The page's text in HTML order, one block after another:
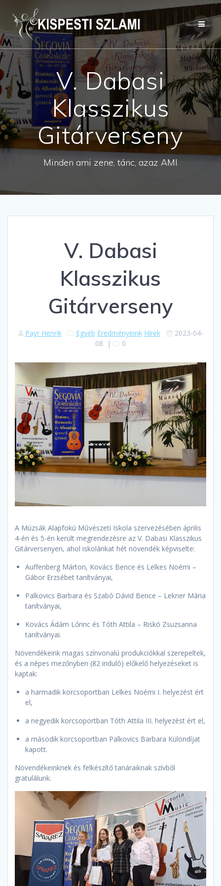
to
content
V. Dabasi
Klasszikus
Gitárverseny
Minden ami zene, tánc, azaz AMI
V. Dabasi
Klasszikus
Gitárverseny
Payr Henrik Egyéb Eredményeink Hírek
2023-04-
08 | 0
A Múzsák Alapfokú Művészeti Iskola szervezésében április
4-én és 5-én került megrendezésre az V. Dabasi Klasszikus
Gitárversenyen, ahol iskolánkat hét növendék képviselte:
Auffenberg Márton, Kovács Bence és Lelkes Noémi –
Gábor Erzsébet tanítványai,
Palkovics Barbara és Szabó Dávid Bence – Lekner Mária
tanítványai,
Kovács Ádám Lőrinc és Tóth Attila – Riskó Zsuzsanna
tanítványai.
Növendékeink magas színvonalú produkciókkal szerepeltek,
és a népes mezőnyben (82 induló) előkelő helyezéseket is
kaptak:
a harmadik korcsoportban Lelkes Noémi I. helyezést ért
el,
a negyedik korcsoportban Tóth Attila III. helyezést ért el,
a második korcsoportban Palkovics Barbara Különdíjat
kapott.
Növendékeinknek és felkészítő tanáraiknak szívből
gratulálunk.